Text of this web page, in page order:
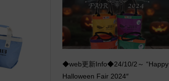
◆web更新Info◆24/10/2～ “Happy
Halloween Fair 2024″